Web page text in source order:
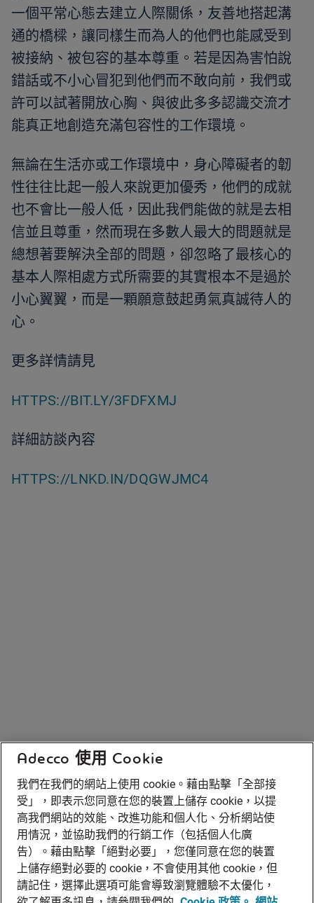
一個平常心態去建立人際關係，友善地搭起溝
通的橋樑，讓同樣生而為人的他們也能感受到
被接納、被包容的基本尊重。若是因為害怕說
錯話或不小心冒犯到他們而不敢向前，我們或
許可以試著開放心胸、與彼此多多認識交流才
能真正地創造充滿包容性的工作環境。
無論在生活亦或工作環境中，身心障礙者的韌
性往往比起一般人來說更加優秀，他們的成就
也不會比一般人低，因此我們能做的就是去相
信並且尊重，然而現在多數人最大的問題就是
總想著要解決全部的問題，卻忽略了最核心的
基本人際相處方式所需要的其實根本不是過於
小心翼翼，而是一顆願意鼓起勇氣真誠待人的
心。
更多詳情請見
HTTPS://BIT.LY/3FDFXMJ
詳細訪談內容
HTTPS://LNKD.IN/DQGWJMC4
Adecco 使用 Cookie
我們在我們的網站上使用 cookie。藉由點擊「全部接
受」，即表示您同意在您的裝置上儲存 cookie，以提
高我們網站的效能、改進功能和個人化、分析網站使
用情況，並協助我們的行銷工作（包括個人化廣
告）。藉由點擊「絕對必要」，您僅同意在您的裝置
上儲存絕對必要的 cookie，不會使用其他 cookie，但
請記住，選擇此選項可能會導致瀏覽體驗不太優化，